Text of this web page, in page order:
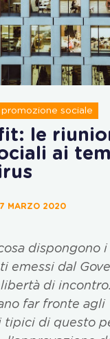
sociale
le
ai
MARZO 2020
dispongono i
emessi dal
di
far fronte agli
tipici di questo